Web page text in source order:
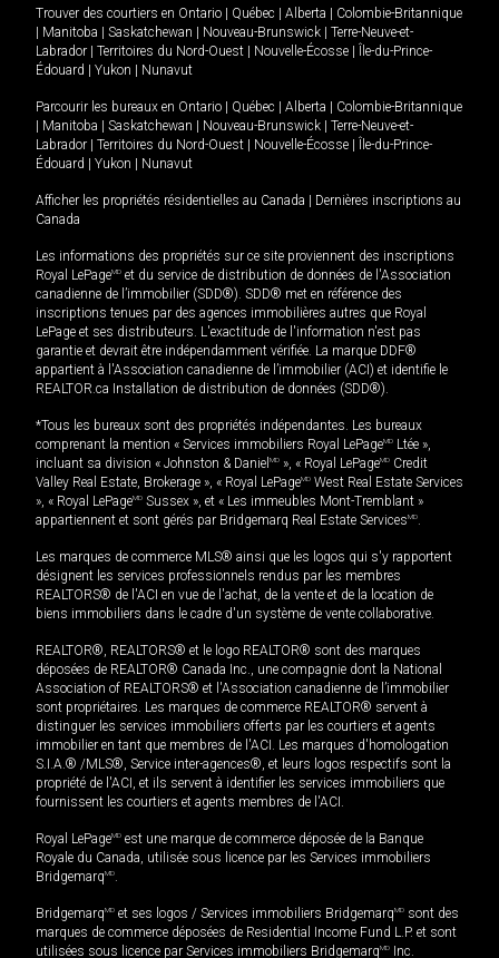
Trouver des courtiers en Ontario Québec Alberta
Colombie-Britannique
Manitoba Saskatchewan Nouveau-Brunswick
Terre-Neuve-et-
Labrador
Territoires du Nord-Ouest Nouvelle-Écosse
Île-du-Prince-
Édouard
Yukon Nunavut
Parcourir les bureaux en Ontario Québec Alberta
Colombie-Britannique
Manitoba Saskatchewan Nouveau-Brunswick
Terre-Neuve-et-
Labrador
Territoires du Nord-Ouest Nouvelle-Écosse
Île-du-Prince-
Édouard
Yukon Nunavut
Afficher les propriétés résidentielles au Canada
Dernières inscriptions au
Canada
Les informations des propriétés sur ce site proviennent des inscriptions
Royal LePageMD et du service de distribution de données de l'Association
canadienne de l’immobilier (SDD®). SDD® met en référence des
inscriptions tenues par des agences immobilières autres que Royal
LePage et ses distributeurs. L'exactitude de l'information n'est pas
garantie et devrait être indépendamment vérifiée. La marque DDF®
appartient à l'Association canadienne de l’immobilier (ACI) et identifie le
REALTOR.ca Installation de distribution de données (SDD®).
*Tous les bureaux sont des propriétés indépendantes. Les bureaux
comprenant la mention « Services immobiliers Royal LePageMD Ltée »,
incluant sa division « Johnston & Daniel MD », « Royal LePageMD Credit
Valley Real Estate, Brokerage », « Royal LePageMD West Real Estate Services
», « Royal LePageMD Sussex », et « Les immeubles Mont-Tremblant »
appartiennent et sont gérés par Bridgemarq Real Estate ServicesMD.
Les marques de commerce MLS® ainsi que les logos qui s'y rapportent
désignent les services professionnels rendus par les membres
REALTORS® de l'ACI en vue de l'achat, de la vente et de la location de
biens immobiliers dans le cadre d'un système de vente collaborative.
REALTOR®, REALTORS® et le logo REALTOR® sont des marques
déposées de REALTOR® Canada Inc., une compagnie dont la National
Association of REALTORS® et l'Association canadienne de l’immobilier
sont propriétaires. Les marques de commerce REALTOR® servent à
distinguer les services immobiliers offerts par les courtiers et agents
immobilier en tant que membres de l'ACI. Les marques d'homologation
S.I.A.® /MLS®, Service inter-agences®, et leurs logos respectifs sont la
propriété de l'ACI, et ils servent à identifier les services immobiliers que
fournissent les courtiers et agents membres de l'ACI.
Royal LePageMD est une marque de commerce déposée de la Banque
Royale du Canada, utilisée sous licence par les Services immobiliers
BridgemarqMD.
BridgemarqMD et ses logos / Services immobiliers BridgemarqMD sont des
marques de commerce déposées de Residential Income Fund L.P. et sont
utilisées sous licence par Services immobiliers BridgemarqMD Inc.